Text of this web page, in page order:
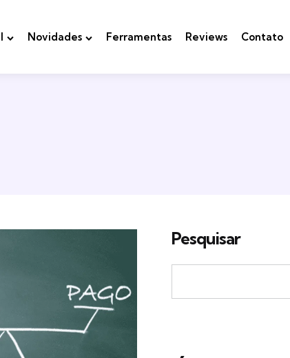
Novidades Ferramentas Reviews Contato
Pesquisar